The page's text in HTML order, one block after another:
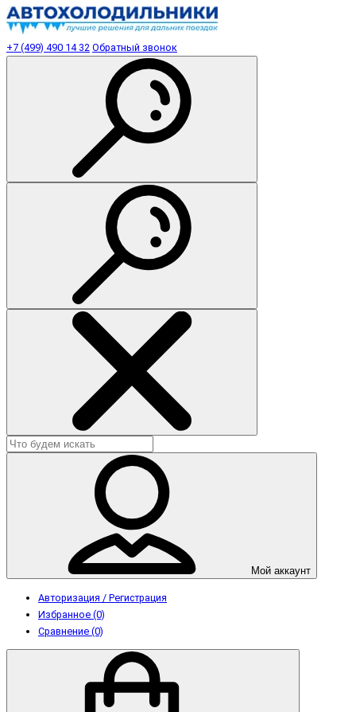
+7 (499) 490 14 32 Обратный звонок
Мой аккаунт
Авторизация / Регистрация
Избранное (0)
Сравнение (0)